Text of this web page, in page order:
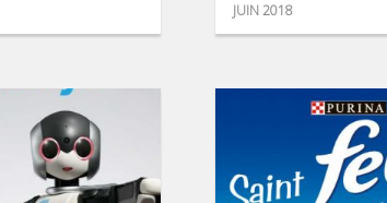
JUIN 2018